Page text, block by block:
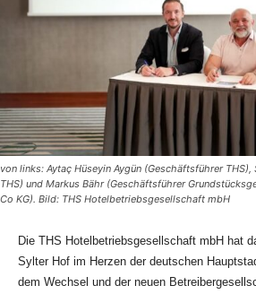
von links: Aytaç Hüseyin Aygün (Geschäftsführer
THS) und Markus Bähr (Geschäftsführer
Co KG). Bild: THS Hotelbetriebsgesellschaft mbH
Die THS Hotelbetriebsgesellschaft mbH hat
Sylter Hof im Herzen der deutschen
dem Wechsel und der neuen